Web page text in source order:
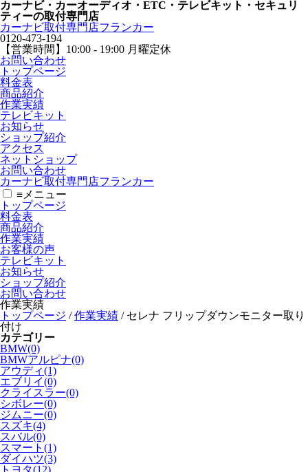
カーナビ・カーオーディオ・ETC・テレビキット・セキュリ
ティーの取付専門店
カーナビ取付専⾨店フランカー
0120-473-194
【営業時間】 10:00 - 19:00 月曜定休
お問い合わせ
トップページ
料金表
商品紹介
作業実績
テレビキット
お知らせ
ショップ紹介
アクセス
ネットショップ
お問い合わせ
カーナビ取付専⾨店フランカー
≡ メニュー
トップページ
料金表
商品紹介
作業実績
お客様の声
テレビキット
お知らせ
ショップ紹介
お問い合わせ
作業実績
トップページ /作業実績 / セレナ フリップダウンモニター取り
付け
カテゴリー
BMW(0)
BMWアルピナ(0)
アウディ(1)
エブリイ(0)
クライスラー(0)
シボレー(0)
ジムニー(0)
スズキ(4)
スバル(0)
スマート(1)
ダイハツ(3)
トヨタ(12)